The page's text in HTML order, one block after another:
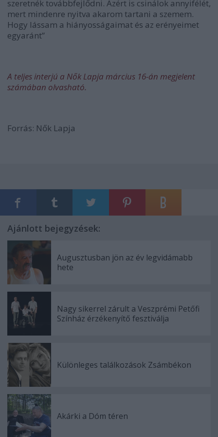
szeretnék továbbfejlődni. Azért is csinálok annyifélét,
mert mindenre nyitva akarom tartani a szemem.
Hogy lássam a hiányosságaimat és az erényeimet
egyaránt”
A teljes interjú a Nők Lapja március 16-án megjelent
számában olvasható.
Forrás: Nők Lapja
Ajánlott bejegyzések:
Augusztusban jön az év legvidámabb
hete
Nagy sikerrel zárult a Veszprémi Petőfi
Színház érzékenyítő fesztiválja
Különleges találkozások Zsámbékon
Akárki a Dóm téren